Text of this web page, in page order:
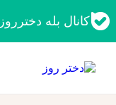
کانال بله دخترروز